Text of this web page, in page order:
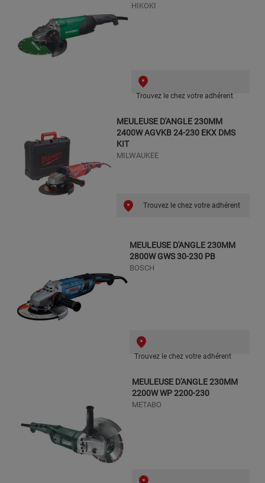
HIKOKI
Trouvez le chez votre adhérent
MEULEUSE D'ANGLE 230MM
2400W AGVKB 24-230 EKX DMS
KIT
MILWAUKEE
Trouvez le chez votre adhérent
MEULEUSE D'ANGLE 230MM
2800W GWS 30-230 PB
BOSCH
Trouvez le chez votre adhérent
MEULEUSE D'ANGLE 230MM
2200W WP 2200-230
METABO